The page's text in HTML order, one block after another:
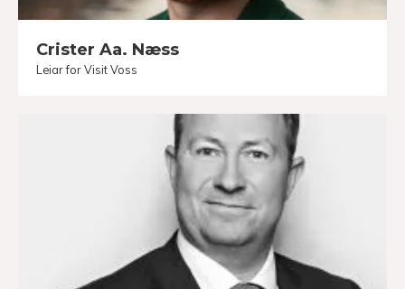
Crister Aa. Næss
Leiar for Visit Voss